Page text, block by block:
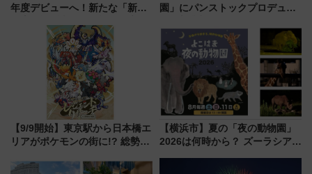
年度デビューへ！新たな「新幹
説【JR東日本】
園」にパンストックプロデュー
オープン 秋からはビストロ営業
も！
【9/9開始】東京駅から日本橋エ
リアがポケモンの街に!? 総勢
リサーチ」本格謎解き・グッズ
【横浜市】夏の「夜の動物園」
2026は何時から？ ズーラシア・
見どころ、限定イベントを徹底